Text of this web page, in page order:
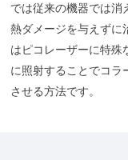
では従来の機器では消
熱ダメージを与えずに
はピコレーザーに特殊
に照射することでコラ
させる方法です。